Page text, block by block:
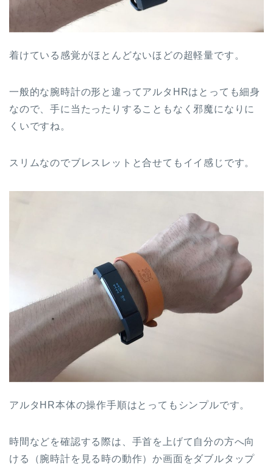
着けている感覚がほとんどないほどの超軽量です。
一般的な腕時計の形と違ってアルタHRはとっても細身
なので、手に当たったりすることもなく邪魔になりに
くいですね。
スリムなのでブレスレットと合せてもイイ感じです。
アルタHR本体の操作手順はとってもシンプルです。
時間などを確認する際は、手首を上げて自分の方へ向
ける（腕時計を見る時の動作）か画面をダブルタップ